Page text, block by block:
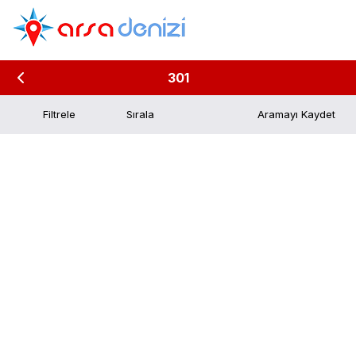
301
Filtrele Aramayı Kaydet